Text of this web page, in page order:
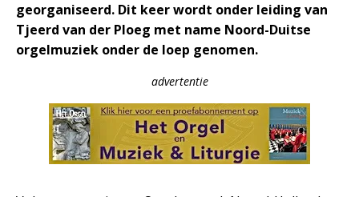
georganiseerd. Dit keer wordt onder leiding van
Tjeerd van der Ploeg met name Noord-Duitse
orgelmuziek onder de loep genomen.
advertentie